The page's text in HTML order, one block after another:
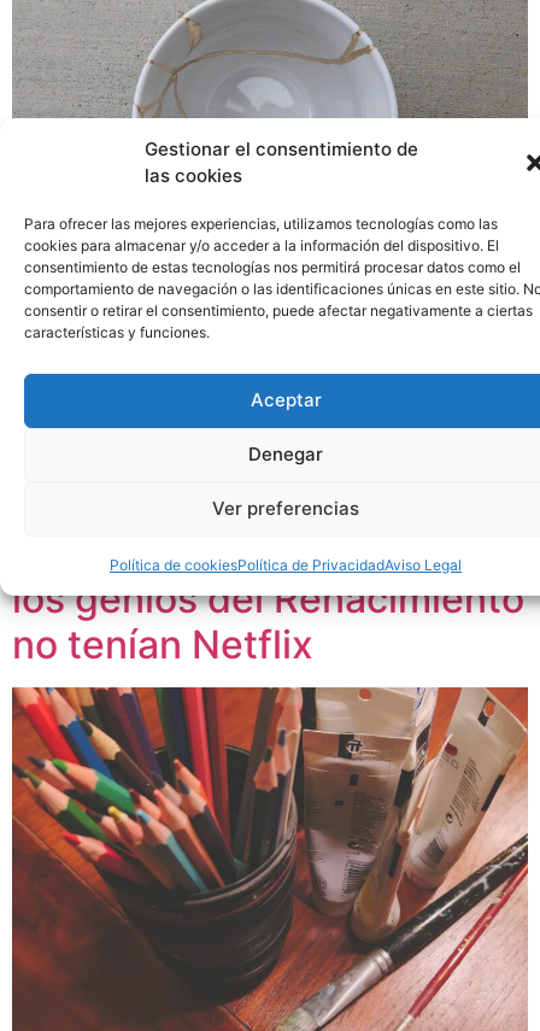
Gestionar el consentimiento de
las cookies
Para ofrecer las mejores experiencias, utilizamos tecnologías como las
cookies para almacenar y/o acceder a la información del dispositivo. El
consentimiento de estas tecnologías nos permitirá procesar datos como el
comportamiento de navegación o las identificaciones únicas en este sitio.
consentir o retirar el consentimiento, puede afectar negativamente a ciertas
características y funciones.
Aceptar
Denegar
Ver preferencias
Política de cookiesPolítica de PrivacidadAviso Legal
Fotografía de Steenaire. Disponible en:
https://www.flickr.com/photos/58189808@N03/ <<Las
ad-Din Muhammad Rumi El kintsugi es una técnica
japonesa centenaria cuyo origen exacto se desconoce y
Consiste en reparar una pieza de cerámica que se ha
Aburrimiento y creatividad:
los genios del Renacimiento
no tenían Netflix